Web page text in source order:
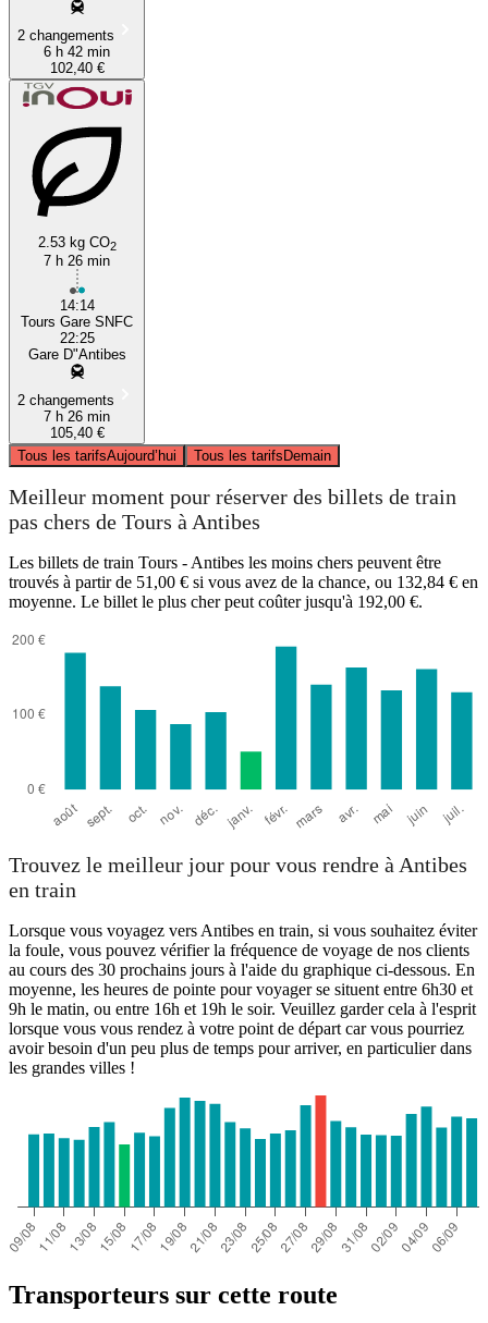
2 changements
6 h 42 min
102,40 €
2.53 kg CO2
7 h 26 min
14:14
Tours Gare SNFC
22:25
Gare D"Antibes
2 changements
7 h 26 min
105,40 €
Tous les tarifsAujourd’hui Tous les tarifsDemain
Meilleur moment pour réserver des billets de train
pas chers de Tours à Antibes
Les billets de train Tours - Antibes les moins chers peuvent être
trouvés à partir de 51,00 € si vous avez de la chance, ou 132,84 € en
moyenne. Le billet le plus cher peut coûter jusqu'à 192,00 €.
Trouvez le meilleur jour pour vous rendre à Antibes
en train
Lorsque vous voyagez vers Antibes en train, si vous souhaitez éviter
la foule, vous pouvez vérifier la fréquence de voyage de nos clients
au cours des 30 prochains jours à l'aide du graphique ci-dessous. En
moyenne, les heures de pointe pour voyager se situent entre 6h30 et
9h le matin, ou entre 16h et 19h le soir. Veuillez garder cela à l'esprit
lorsque vous vous rendez à votre point de départ car vous pourriez
avoir besoin d'un peu plus de temps pour arriver, en particulier dans
les grandes villes !
Transporteurs sur cette route